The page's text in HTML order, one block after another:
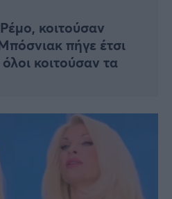
κοιτούσαν
πήγε έτσι
κοιτούσαν τα